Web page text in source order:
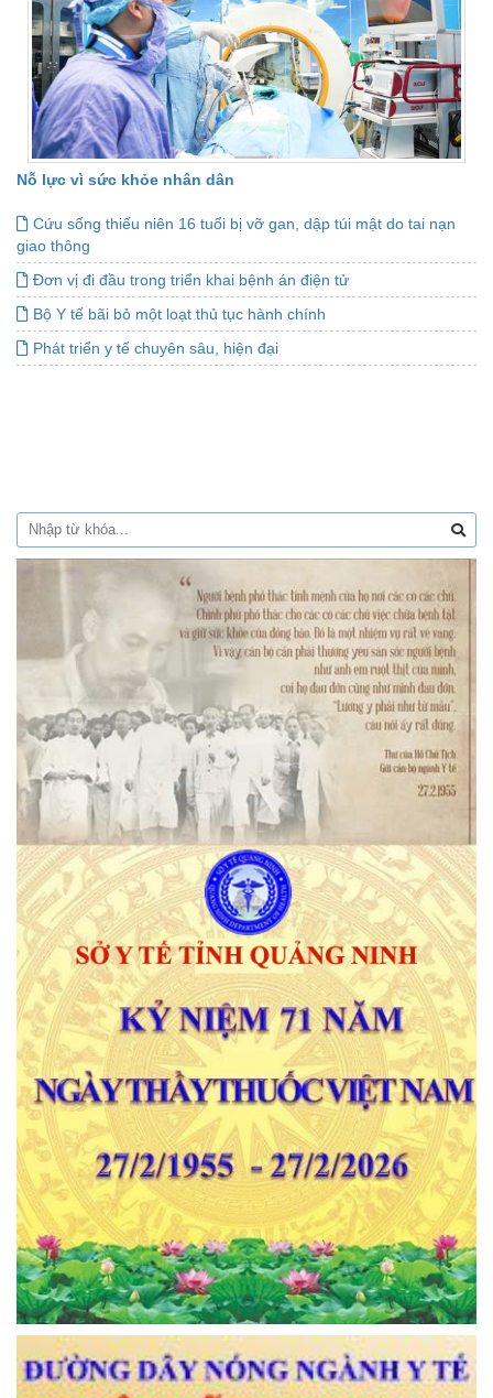
Nỗ lực vì sức khỏe nhân dân
Cứu sống thiếu niên 16 tuổi bị vỡ gan, dập túi mật do tai nạn
giao thông
Đơn vị đi đầu trong triển khai bệnh án điện tử
Bộ Y tế bãi bỏ một loạt thủ tục hành chính
Phát triển y tế chuyên sâu, hiện đại